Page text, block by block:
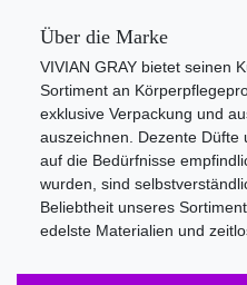
Über die Marke
VIVIAN GRAY bietet seinen
Sortiment an
exklusive Verpackung und
auszeichnen. Dezente
auf die Bedürfnisse
wurden, sind
Beliebtheit unseres
edelste Materialien und